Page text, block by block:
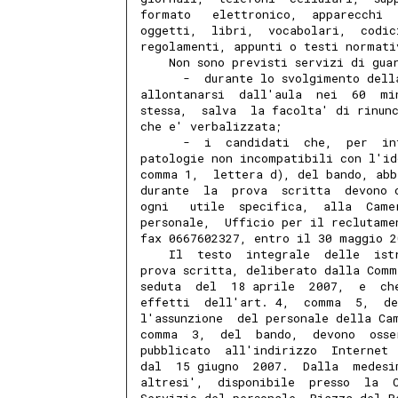
formato   elettronico,
oggetti,  libri,  vocabolari,
regolamenti, appunti o testi
Non sono previsti servizi di
-  durante lo svolgimento
allontanarsi  dall'aula  nei  60
stessa,  salva  la facolta' di
che e' verbalizzata;
-  i  candidati  che,  per
patologie non incompatibili con
comma 1,  lettera d), del bando,
durante  la  prova  scritta  devono
ogni   utile  specifica,  alla
personale,  Ufficio per il
fax 0667602327, entro il 30 maggio
Il  testo  integrale  delle
prova scritta, deliberato dalla
seduta  del  18 aprile  2007,  e
effetti  dell'art. 4,  comma  5,
l'assunzione  del personale della
comma  3,  del  bando,  devono
pubblicato  all'indirizzo
dal  15 giugno  2007.  Dalla
altresi',  disponibile  presso  la